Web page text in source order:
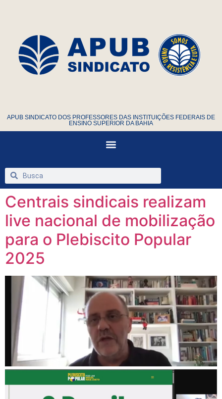
APUB SINDICATO DOS PROFESSORES DAS INSTITUIÇÕES FEDERAIS DE
ENSINO SUPERIOR DA BAHIA
Centrais sindicais realizam
live nacional de mobilização
para o Plebiscito Popular
2025